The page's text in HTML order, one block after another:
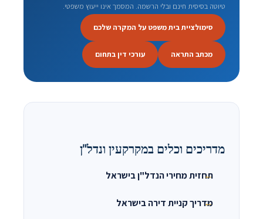
טיוטה בסיסית חינם ובלי הרשמה. המסמך אינו ייעוץ משפטי.
סימולציית בית משפט על המקרה שלכם
מכתב התראה עורכי דין בתחום
מדריכים וכלים במקרקעין ונדל"ן
תחזית מחירי הנדל"ן בישראל
מדריך קניית דירה בישראל